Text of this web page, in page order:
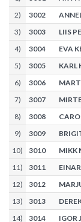
2) 3002
3) 3003
LIIS
4) 3004
EVA
5) 3005
KARL
6) 3006
7) 3007
8) 3008
9) 3009
10) 3010
MIKK
11) 3011
12) 3012
13) 3013
14) 3014 IGOR